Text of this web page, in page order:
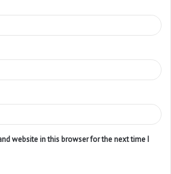
website in this browser for the next time I